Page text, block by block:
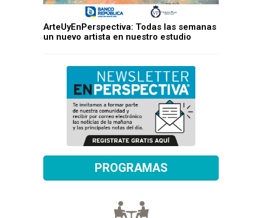
ArteUyEnPerspectiva: Todas las semanas
un nuevo artista en nuestro estudio
PROGRAMAS